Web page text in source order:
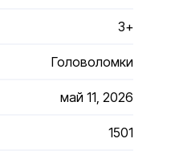
3+
Головоломки
май 11, 2026
1501